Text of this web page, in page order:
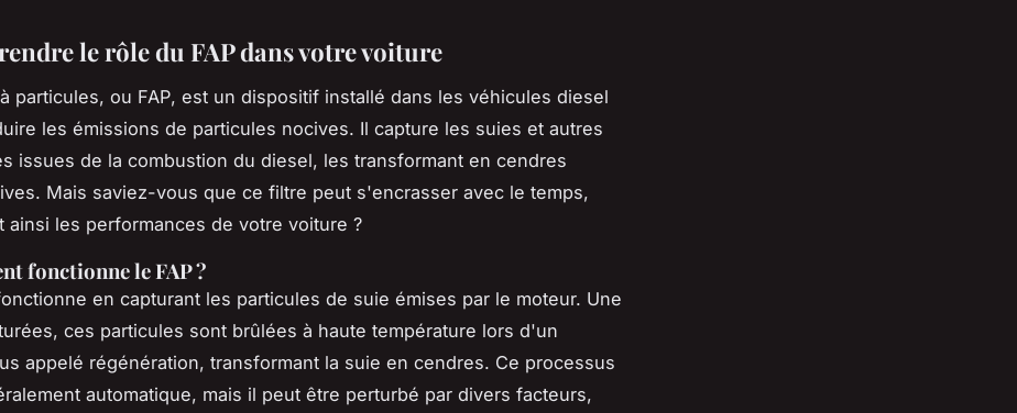
le rôle du FAP dans votre voiture
particules, ou FAP, est un dispositif installé dans les véhicules diesel
les émissions de particules nocives. Il capture les suies et autres
issues de la combustion du diesel, les transformant en cendres
Mais saviez-vous que ce filtre peut s'encrasser avec le temps,
ainsi les performances de votre voiture ?
fonctionne le FAP ?
en capturant les particules de suie émises par le moteur. Une
ces particules sont brûlées à haute température lors d'un
appelé régénération, transformant la suie en cendres. Ce processus
automatique, mais il peut être perturbé par divers facteurs,